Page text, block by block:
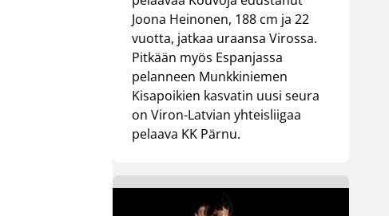
Joona Heinonen, 188 cm ja 22
vuotta, jatkaa uraansa Virossa.
Pitkään myös Espanjassa
pelanneen Munkkiniemen
Kisapoikien kasvatin uusi seura
on Viron-Latvian yhteisliigaa
pelaava KK Pärnu.